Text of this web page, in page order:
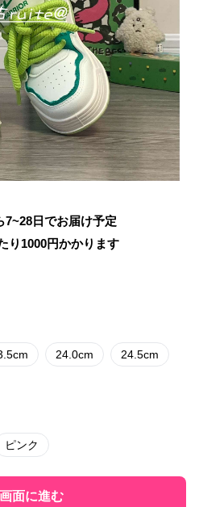
7~28日でお届け予定
り 1000円かかります
24.0cm 24.5cm
ピンク
面に進む